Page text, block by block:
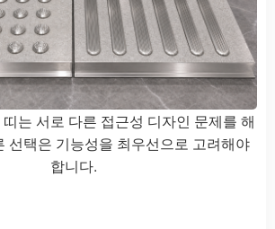
는 서로 다른 접근성 디자인 문제를 해
선택은 기능성을 최우선으로 고려해야
합니다.